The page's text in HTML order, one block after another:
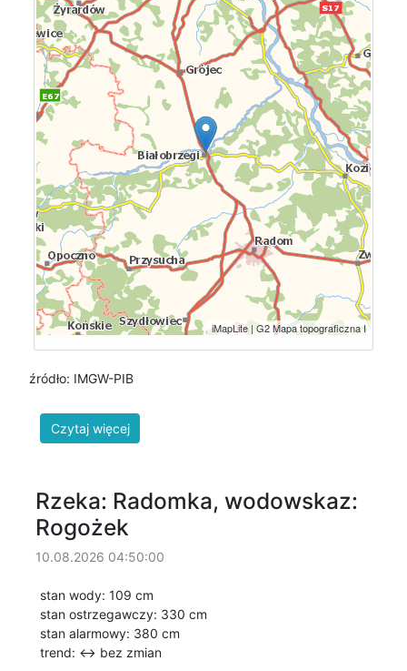
źródło: IMGW-PIB
Rzeka: Radomka, wodowskaz:
Rogożek
10.08.2026 04:50:00
stan wody: 109 cm
stan ostrzegawczy: 330 cm
stan alarmowy: 380 cm
trend: ↔ bez zmian